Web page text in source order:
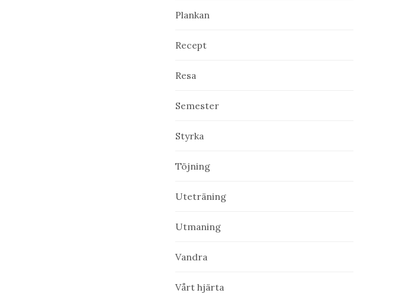
Plankan
Recept
Resa
Semester
Styrka
Töjning
Uteträning
Utmaning
Vandra
Vårt hjärta